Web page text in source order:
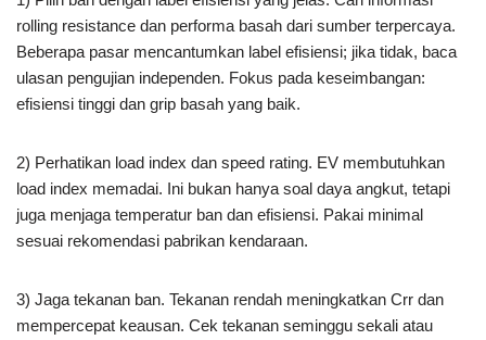
rolling resistance dan performa basah dari sumber terpercaya.
Beberapa pasar mencantumkan label efisiensi; jika tidak, baca
ulasan pengujian independen. Fokus pada keseimbangan:
efisiensi tinggi dan grip basah yang baik.
2) Perhatikan load index dan speed rating. EV membutuhkan
load index memadai. Ini bukan hanya soal daya angkut, tetapi
juga menjaga temperatur ban dan efisiensi. Pakai minimal
sesuai rekomendasi pabrikan kendaraan.
3) Jaga tekanan ban. Tekanan rendah meningkatkan Crr dan
mempercepat keausan. Cek tekanan seminggu sekali atau